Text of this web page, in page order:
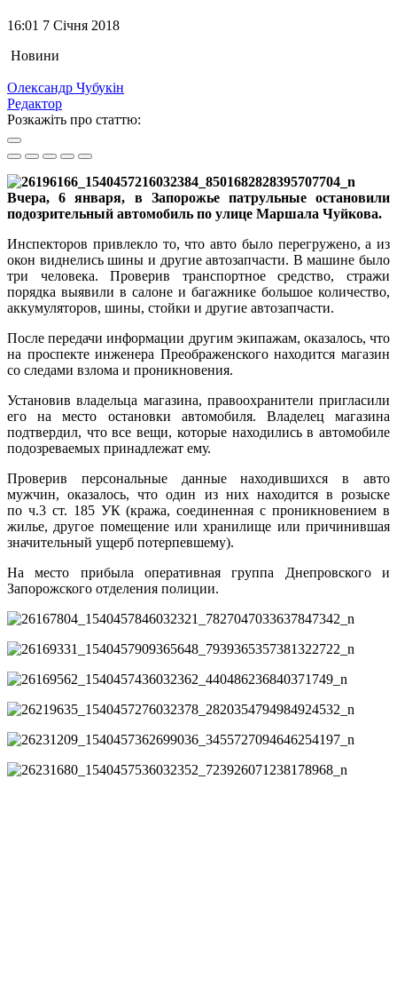
16:01 7 Січня 2018
Новини
Олександр Чубукін
Редактор
Розкажіть про статтю:
Вчера, 6 января, в Запорожье патрульные остановили
подозрительный автомобиль по улице Маршала Чуйкова.
Инспекторов привлекло то, что авто было перегружено, а из
окон виднелись шины и другие автозапчасти. В машине было
три человека. Проверив транспортное средство, стражи
порядка выявили в салоне и багажнике большое количество,
аккумуляторов, шины, стойки и другие автозапчасти.
После передачи информации другим экипажам, оказалось, что
на проспекте инженера Преображенского находится магазин
со следами взлома и проникновения.
Установив владельца магазина, правоохранители пригласили
его на место остановки автомобиля. Владелец магазина
подтвердил, что все вещи, которые находились в автомобиле
подозреваемых принадлежат ему.
Проверив персональные данные находившихся в авто
мужчин, оказалось, что один из них находится в розыске
по ч.3 ст. 185 УК (кража, соединенная с проникновением в
жилье, другое помещение или хранилище или причинившая
значительный ущерб потерпевшему).
На место прибыла оперативная группа Днепровского и
Запорожского отделения полиции.